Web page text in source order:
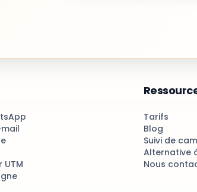
UTM
Tarifs
Blog
Suivi de
Alternative
Nous